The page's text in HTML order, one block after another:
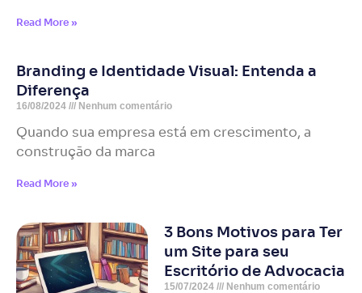
Read More »
Branding e Identidade Visual: Entenda a
Diferença
16/08/2024 Nenhum comentário
Quando sua empresa está em crescimento, a
construção da marca
Read More »
3 Bons Motivos para Ter
um Site para seu
Escritório de Advocacia
15/07/2024 Nenhum comentário